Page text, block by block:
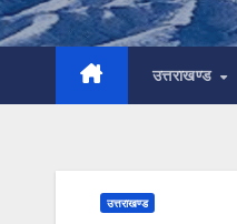
उत्तराखण्ड
उत्तराखण्ड